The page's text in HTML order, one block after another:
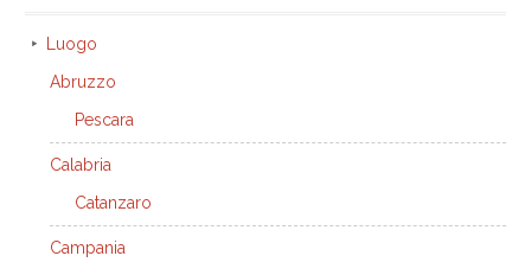
Luogo
Abruzzo
Pescara
Calabria
Catanzaro
Campania